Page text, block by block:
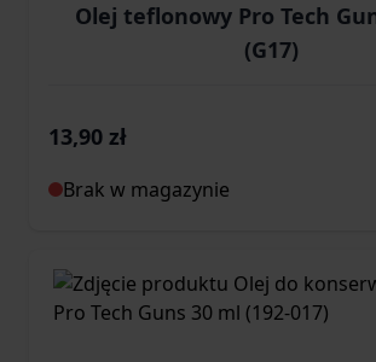
Olej teflonowy Pro Tech
(G17)
13,90 zł
Brak w magazynie